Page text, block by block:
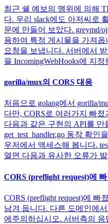
최근 쉘 예보의 맹위에 의해
다. 우리 slack에도 아저씨로
문에 만들어 보았다. greymd/
용하여 특정 게시물을 가져옵
요청을 보냅니다. 서버에서
을 IncomingWebHooks에 지
gorilla/mux의 CORS 대응
처음으로 golang에서 gorilla/
다만, CORS로 여러가지 빠
다음과 같은 구현의 API를 만
get_test_handler.go 동작 확
우저에서 액세스해 봅니다.
열면 다음과 유사한 오류가
CORS (preflight request)에
CORS (preflight request)에
남겨 둡니다. 다른 도메인에
에주의하십시오. 서버측의